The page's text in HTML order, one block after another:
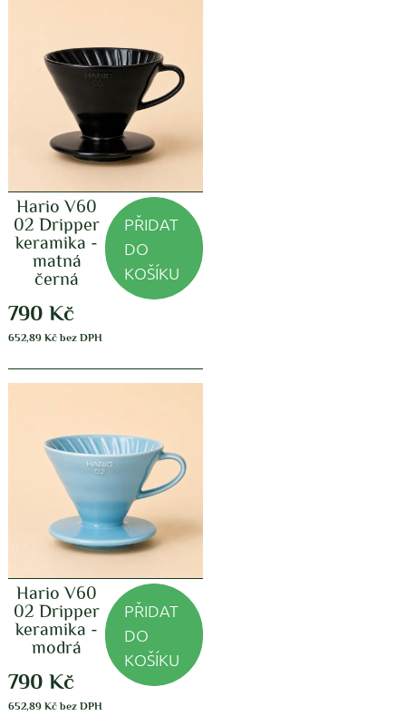
Hario V60
02 Dripper
keramika -
matná
černá
790 Kč
652,89 Kčbez DPH
PŘIDAT
DO
KOŠÍKU
Hario V60
02 Dripper
keramika -
modrá
790 Kč
652,89 Kčbez DPH
PŘIDAT
DO
KOŠÍKU